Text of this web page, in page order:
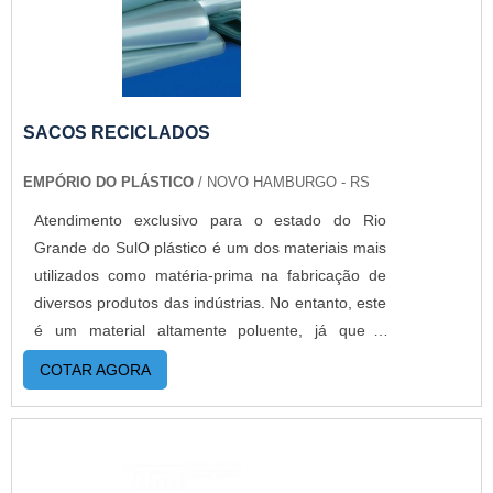
exemplo, uma caixa de papelão.GARANTIA DE
ALTA EFICIÊNCIA EM BOBINA BOLHAA Empório
do Plástico passou a contratar a produção com
fábricas ainda mais modernas e custos reduzidos.
Aumentando, assim, o mix de sacos a pronta
quantidades. Para saber mais informações, basta
solicitar um orçamento..
SACOS RECICLADOS
EMPÓRIO DO PLÁSTICO / NOVO HAMBURGO - RS
Atendimento exclusivo para o estado do Rio
Grande do SulO plástico é um dos materiais mais
utilizados como matéria-prima na fabricação de
diversos produtos das indústrias. No entanto, este
é um material altamente poluente, já que a
decomposição após descarte no meio ambiente
demora cerca de quarenta anos. Por isso, é cada
vez mais comum a utilização de sacos reciclados
COTAR AGORA